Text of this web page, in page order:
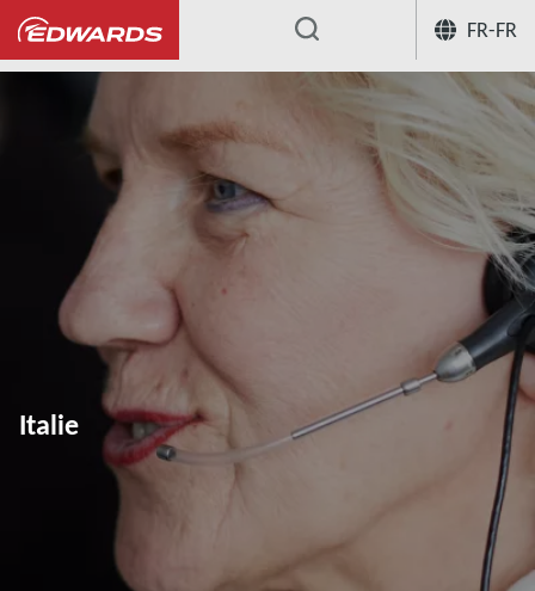
FR-FR
...
Italie